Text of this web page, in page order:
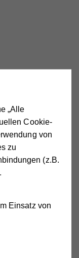
zu
„Alle
Cookie-
von
zu
(z.B.
Einsatz von